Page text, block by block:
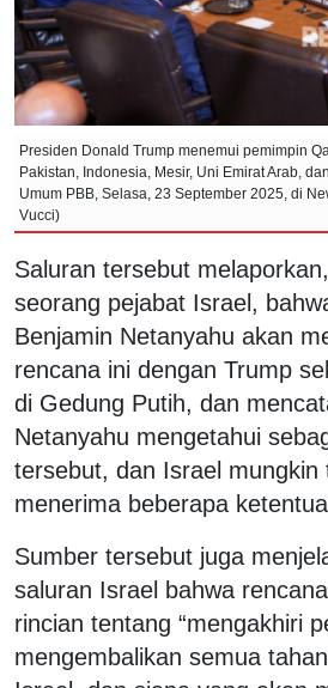
Presiden Donald Trump menemui pemimpin
Pakistan, Indonesia, Mesir, Uni Emirat Arab,
Umum PBB, Selasa, 23 September 2025, di
Vucci)
Saluran tersebut
seorang pejabat Israel,
Benjamin Netanyahu akan
rencana ini dengan Trump
di Gedung Putih, dan
Netanyahu mengetahui
tersebut, dan Israel mungkin
menerima beberapa
Sumber tersebut juga
saluran Israel bahwa
rincian tentang “mengakhiri
mengembalikan semua